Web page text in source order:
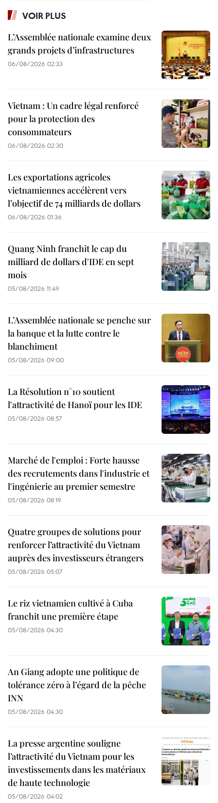
VOIR PLUS
L’Assemblée nationale examine deux
grands projets d’infrastructures
06/08/2026 02:33
Vietnam : Un cadre légal renforcé
pour la protection des
consommateurs
06/08/2026 02:30
Les exportations agricoles
vietnamiennes accélèrent vers
l’objectif de 74 milliards de dollars
06/08/2026 01:36
Quang Ninh franchit le cap du
milliard de dollars d'IDE en sept
mois
05/08/2026 11:49
L’Assemblée nationale se penche sur
la banque et la lutte contre le
blanchiment
05/08/2026 09:00
La Résolution n°10 soutient
l'attractivité de Hanoï pour les IDE
05/08/2026 08:57
Marché de l'emploi : Forte hausse
des recrutements dans l'industrie et
l'ingénierie au premier semestre
05/08/2026 08:19
Quatre groupes de solutions pour
renforcer l’attractivité du Vietnam
auprès des investisseurs étrangers
05/08/2026 05:07
Le riz vietnamien cultivé à Cuba
franchit une première étape
05/08/2026 04:30
An Giang adopte une politique de
tolérance zéro à l’égard de la pêche
INN
05/08/2026 04:30
La presse argentine souligne
l’attractivité du Vietnam pour les
investissements dans les matériaux
de haute technologie
05/08/2026 04:02